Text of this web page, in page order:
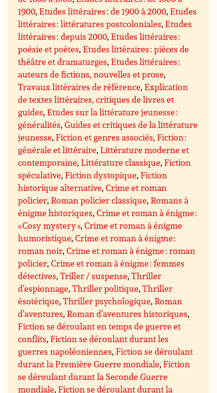
1900,Etudes littéraires : de 1900 à 2000,Etudes
littéraires : littératures postcoloniales,Etudes
littéraires : depuis 2000,Etudes littéraires :
poésie et poètes,Etudes littéraires : pièces de
théâtre et dramaturges,Etudes littéraires :
auteurs de fictions, nouvelles et prose,
Travaux littéraires de référence,Explication
de textes littéraires, critiques de livres et
guides,Etudes sur la littérature jeunesse :
généralités,Guides et critiques de la littérature
jeunesse,Fiction et genres associés,Fiction :
générale et littéraire,Littérature moderne et
contemporaine,Littérature classique,Fiction
spéculative,Fiction dystopique,Fiction
historique alternative,Crime et roman
policier,Roman policier classique,Romans à
énigme historiques,Crime et roman à énigme :
« Cosy mystery »,Crime et roman à énigme
humoristique,Crime et roman à énigme :
roman noir,Crime et roman à énigme : roman
policier,Crime et roman à énigme : femmes
détectives,Triller / suspense,Thriller
d’espionnage,Thriller politique,Thriller
ésotérique,Thriller psychologique,Roman
d’aventures,Roman d’aventures historiques,
Fiction se déroulant en temps de guerre et
conflits,Fiction se déroulant durant les
guerres napoléoniennes,Fiction se déroulant
durant la Première Guerre mondiale,Fiction
se déroulant durant la Seconde Guerre
mondiale,Fiction se déroulant durant la